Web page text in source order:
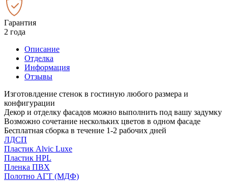
Гарантия
2 года
Описание
Отделка
Информация
Отзывы
Изготовлдение стенок в гостиную любого размера и
конфигурации
Декор и отделку фасадов можно выполнить под вашу задумку
Возможно сочетание нескольких цветов в одном фасаде
Бесплатная сборка в течение 1-2 рабочих дней
ЛДСП
Пластик Alvic Luxe
Пластик HPL
Пленка ПВХ
Полотно АГТ (МДФ)